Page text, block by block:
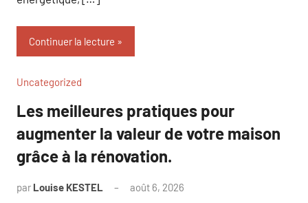
Continuer la lecture
Uncategorized
Les meilleures pratiques pour
augmenter la valeur de votre maison
grâce à la rénovation.
par Louise KESTEL août 6, 2026